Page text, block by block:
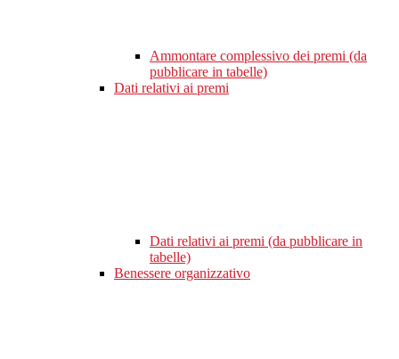
Ammontare complessivo dei premi (da
pubblicare in tabelle)
Dati relativi ai premi
Dati relativi ai premi (da pubblicare in
tabelle)
Benessere organizzativo